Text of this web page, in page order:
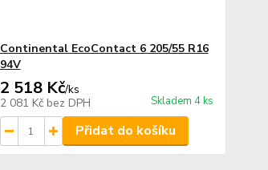
Continental EcoContact 6 205/55 R16
94V
2 518 Kč/ks
2 081 Kč bez DPH Skladem 4 ks
Přidat do košíku